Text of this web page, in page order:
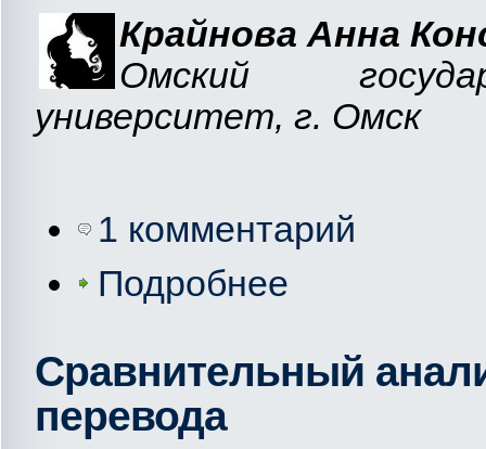
Крайнова Анна
Омский
университет, г. Омск
1 комментарий
Подробнее
Сравнительный
перевода